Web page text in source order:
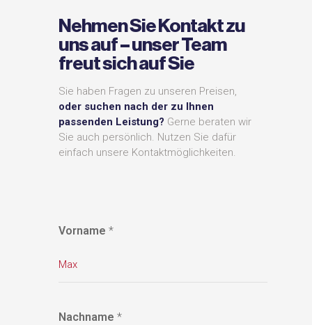
Nehmen Sie Kontakt zu
uns auf – unser Team
freut sich auf Sie
Sie haben Fragen zu unseren Preisen,
oder suchen nach der zu Ihnen
passenden Leistung? Gerne beraten wir
Sie auch persönlich. Nutzen Sie dafür
einfach unsere Kontaktmöglichkeiten.
Vorname *
Nachname *